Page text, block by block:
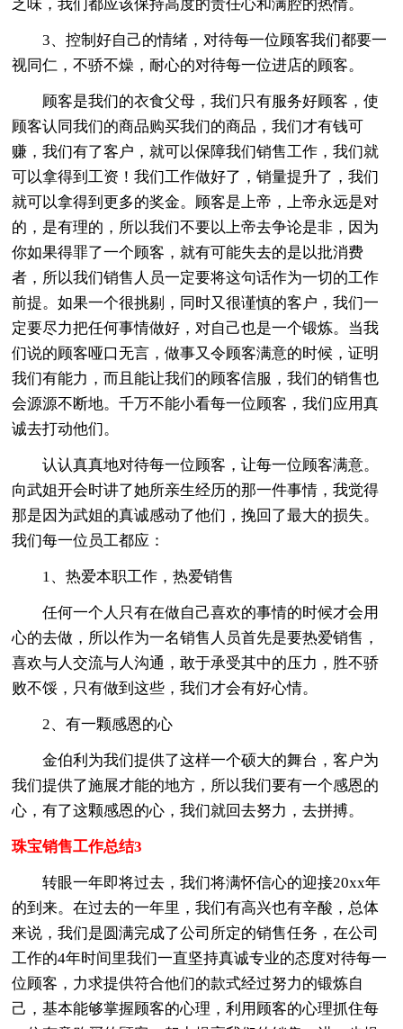
乏味，我们都应该保持高度的责任心和满腔的热情。
3、控制好自己的情绪，对待每一位顾客我们都要一
视同仁，不骄不燥，耐心的对待每一位进店的顾客。
顾客是我们的衣食父母，我们只有服务好顾客，使
顾客认同我们的商品购买我们的商品，我们才有钱可
赚，我们有了客户，就可以保障我们销售工作，我们就
可以拿得到工资！我们工作做好了，销量提升了，我们
就可以拿得到更多的奖金。顾客是上帝，上帝永远是对
的，是有理的，所以我们不要以上帝去争论是非，因为
你如果得罪了一个顾客，就有可能失去的是以批消费
者，所以我们销售人员一定要将这句话作为一切的工作
前提。如果一个很挑剔，同时又很谨慎的客户，我们一
定要尽力把任何事情做好，对自己也是一个锻炼。当我
们说的顾客哑口无言，做事又令顾客满意的时候，证明
我们有能力，而且能让我们的顾客信服，我们的销售也
会源源不断地。千万不能小看每一位顾客，我们应用真
诚去打动他们。
认认真真地对待每一位顾客，让每一位顾客满意。
向武姐开会时讲了她所亲生经历的那一件事情，我觉得
那是因为武姐的真诚感动了他们，挽回了最大的损失。
我们每一位员工都应：
1、热爱本职工作，热爱销售
任何一个人只有在做自己喜欢的事情的时候才会用
心的去做，所以作为一名销售人员首先是要热爱销售，
喜欢与人交流与人沟通，敢于承受其中的压力，胜不骄
败不馁，只有做到这些，我们才会有好心情。
2、有一颗感恩的心
金伯利为我们提供了这样一个硕大的舞台，客户为
我们提供了施展才能的地方，所以我们要有一个感恩的
心，有了这颗感恩的心，我们就回去努力，去拼搏。
珠宝销售工作总结3
转眼一年即将过去，我们将满怀信心的迎接20xx年
的到来。在过去的一年里，我们有高兴也有辛酸，总体
来说，我们是圆满完成了公司所定的销售任务，在公司
工作的4年时间里我们一直坚持真诚专业的态度对待每一
位顾客，力求提供符合他们的款式经过努力的锻炼自
己，基本能够掌握顾客的心理，利用顾客的心理抓住每